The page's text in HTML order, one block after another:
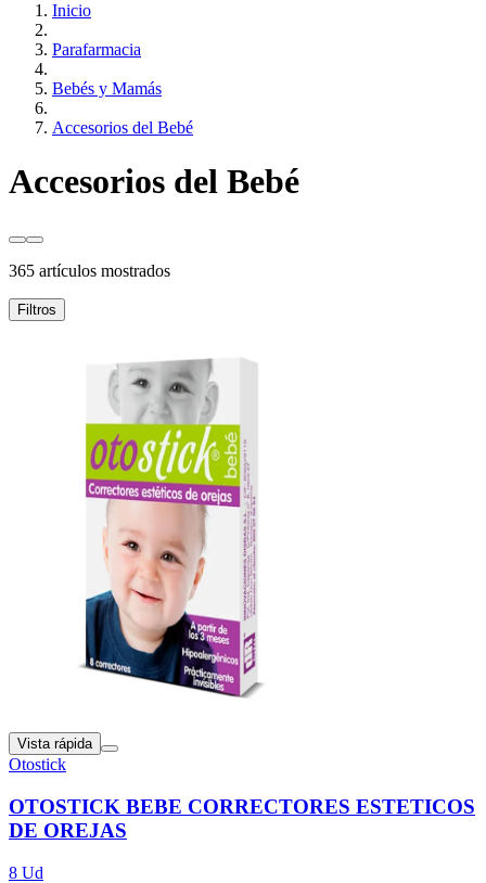
Inicio
Parafarmacia
Bebés y Mamás
Accesorios del Bebé
Accesorios del Bebé
365 artículos mostrados
Filtros
Vista rápida
Otostick
OTOSTICK BEBE CORRECTORES ESTETICOS
DE OREJAS
8 Ud